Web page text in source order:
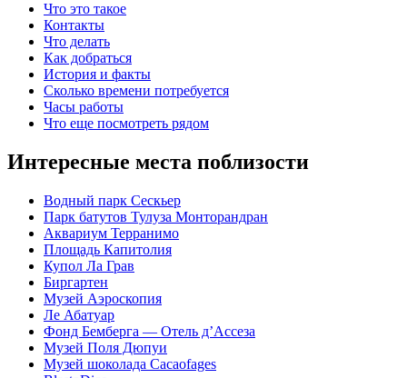
Что это такое
Контакты
Что делать
Как добраться
История и факты
Сколько времени потребуется
Часы работы
Что еще посмотреть рядом
Интересные места поблизости
Водный парк Сескьер
Парк батутов Тулуза Монторандран
Аквариум Терранимо
Площадь Капитолия
Купол Ла Грав
Биргартен
Музей Аэроскопия
Ле Абатуар
Фонд Бемберга — Отель д’Ассеза
Музей Поля Дюпуи
Музей шоколада Cacaofages